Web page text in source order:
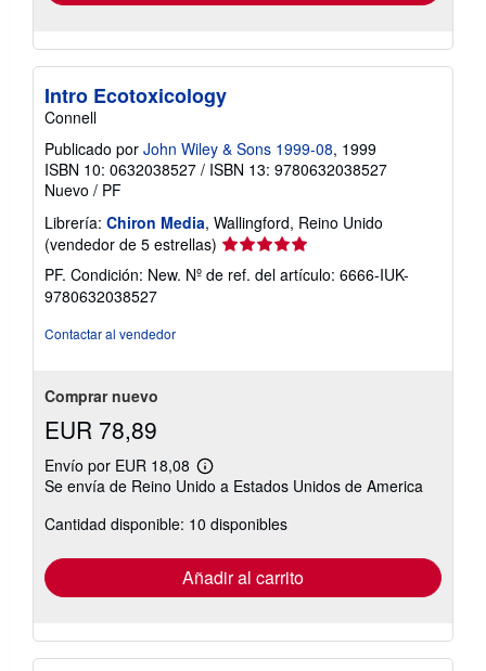
Intro Ecotoxicology
Connell
Publicado por John Wiley & Sons 1999-08, 1999
ISBN 10: 0632038527 / ISBN 13: 9780632038527
Nuevo / PF
Librería: Chiron Media, Wallingford, Reino Unido
(vendedor de 5 estrellas) Calificación
vendedor:
PF. Condición: New. Nº de ref. del artículo: 6666-IUK-
9780632038527
Contactar al vendedor
Comprar nuevo
EUR 78,89
Envío por EUR 18,08
Más
información
las
tarifas
envío
Se envía de Reino Unido a Estados Unidos de America
Cantidad disponible: 10 disponibles
Añadir al carrito